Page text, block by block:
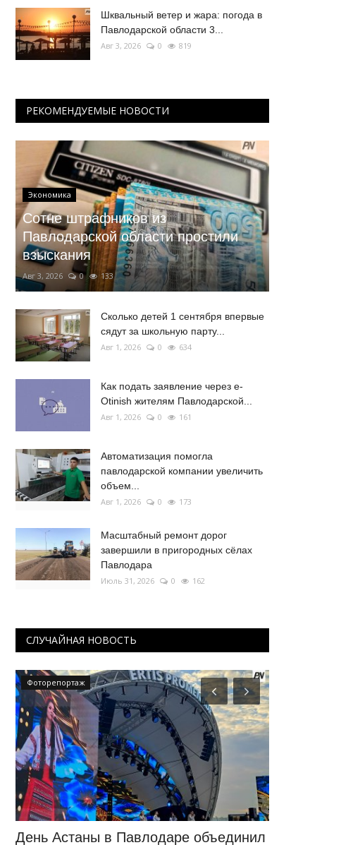
Шквальный ветер и жара: погода в
Павлодарской области 3...
Авг 3, 2026 0 819
РЕКОМЕНДУЕМЫЕ НОВОСТИ
Экономика
Сотне штрафников из
Павлодарской области простили
взыскания
Авг 3, 2026 0 133
Сколько детей 1 сентября впервые
сядут за школьную парту...
Авг 1, 2026 0 634
Как подать заявление через e-
Otinish жителям Павлодарской...
Авг 1, 2026 0 161
Автоматизация помогла
павлодарской компании увеличить
объем...
Авг 1, 2026 0 173
Масштабный ремонт дорог
завершили в пригородных сёлах
Павлодара
Июль 31, 2026 0 162
СЛУЧАЙНАЯ НОВОСТЬ
Фоторепортаж
День Астаны в Павлодаре объединил